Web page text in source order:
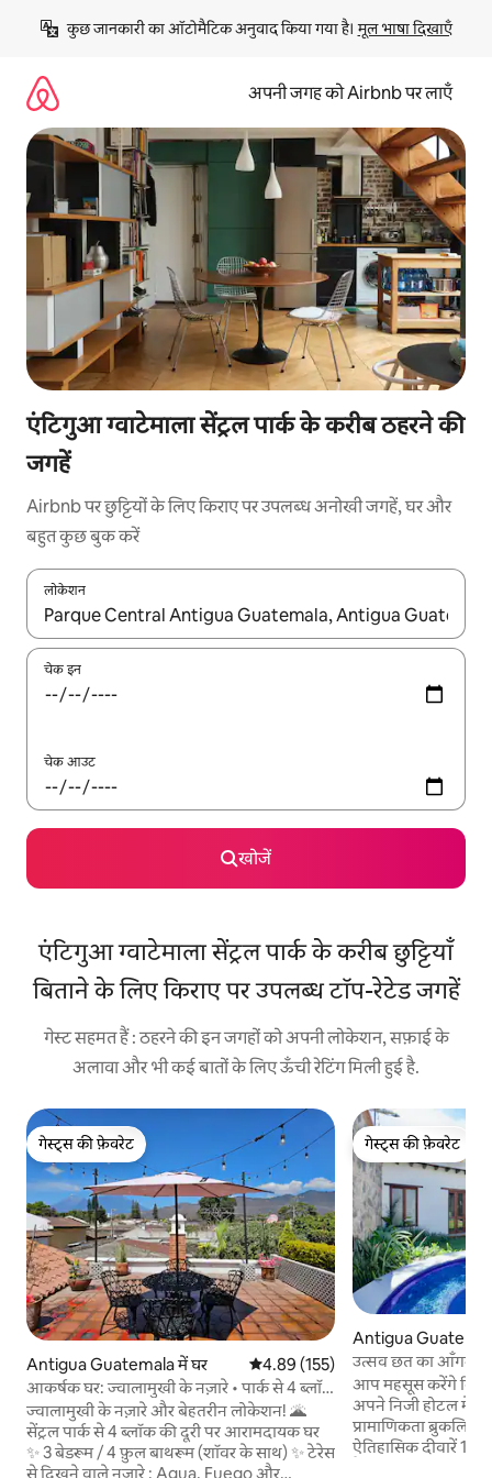
छोड़कर
कॉन्टेंट
कुछ जानकारी का ऑटोमैटिक अनुवाद किया गया है। मूल भाषा दिखाएँ
अपनी जगह को Airbnb पर लाएँ
एंटिगुआ ग्वाटेमाला सेंट्रल पार्क के करीब ठहरने की
जगहें
Airbnb पर छुट्टियों के लिए किराए पर उपलब्ध अनोखी जगहें, घर और
बहुत कुछ बुक करें
लोकेशन
नतीजों के उपलब्ध होने पर, अप और डाउन 'ऐरो की' का इस्तेमाल करके नेविगेट
चेक इन
चेक आउट
खोजें
एंटिगुआ ग्वाटेमाला सेंट्रल पार्क के करीब छुट्टियाँ
बिताने के लिए किराए पर उपलब्ध टॉप-रेटेड जगहें
गेस्ट सहमत हैं : ठहरने की इन जगहों को अपनी लोकेशन, सफ़ाई के
अलावा और भी कई बातों के लिए ऊँची रेटिंग मिली हुई है.
गेस्ट्स की फ़ेवरेट
गेस्ट्स की फ़ेवरेट
Antigua Guatemala में घर औसत रेटिंग 5 में से 4.89, 155 समीक्षाएँ
4.89 (155)
आकर्षक घर: ज्वालामुखी के नज़ारे • पार्क से 4 ब्लॉक
दूर
ज्वालामुखी के नज़ारे और बेहतरीन लोकेशन! 🌋
सेंट्रल पार्क से 4 ब्लॉक की दूरी पर आरामदायक घर
✨ 3 बेडरूम / 4 फ़ुल बाथरूम (शॉवर के साथ) ✨ टेरेस
से दिखने वाले नज़ारे : Agua, Fuego और
गेस्ट्स की फ़ेवरेट
गेस्ट्स की फ़ेवरेट
Antigua
उत्सव छत का आँगन |
दो ब्लॉक
आप महसूस करेंगे कि
अपने निजी होटल में हैं
प्रामाणिकता ब्रुकलिन कूल से
ऐतिहासिक दीवारें